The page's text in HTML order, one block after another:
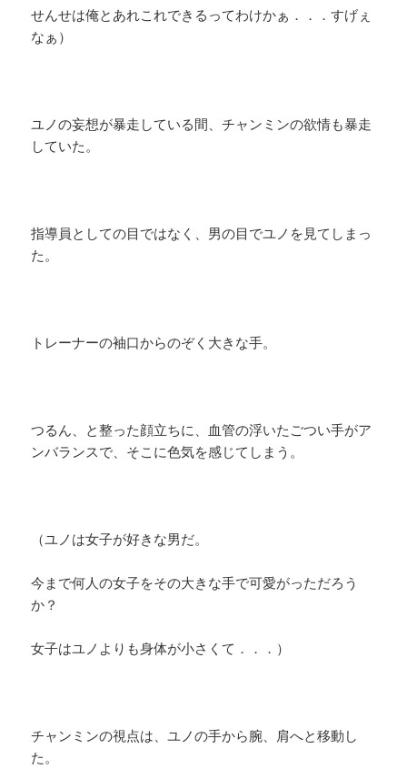
せんせは俺とあれこれできるってわけかぁ．．．すげぇ
なぁ）
ユノの妄想が暴走している間、チャンミンの欲情も暴走
していた。
指導員としての目ではなく、男の目でユノを見てしまっ
た。
トレーナーの袖口からのぞく大きな手。
つるん、と整った顔立ちに、血管の浮いたごつい手がア
ンバランスで、そこに色気を感じてしまう。
（ユノは女子が好きな男だ。
今まで何人の女子をその大きな手で可愛がっただろう
か？
女子はユノよりも身体が小さくて．．．）
チャンミンの視点は、ユノの手から腕、肩へと移動し
た。